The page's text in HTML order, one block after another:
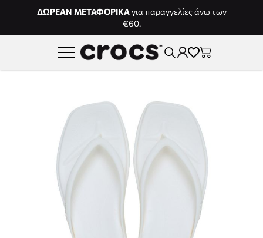
Μετάβαση στο περιεχόμενο
ΔΩΡΕΑΝ ΜΕΤΑΦΟΡΙΚΑγια παραγγελίες άνω των
€60.